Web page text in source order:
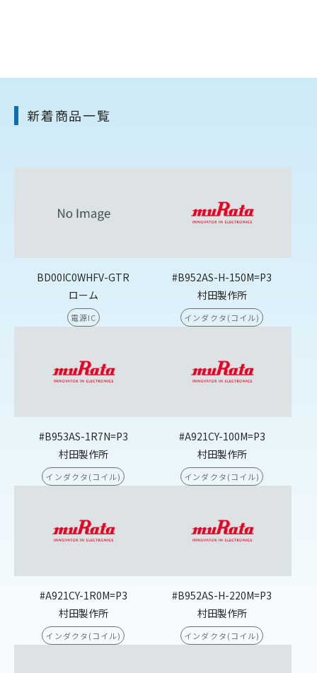
新着商品一覧
BD00IC0WHFV-GTR
ローム
電源IC
#B952AS-H-150M=P3
村田製作所
インダクタ(コイル)
#B953AS-1R7N=P3
村田製作所
インダクタ(コイル)
#A921CY-100M=P3
村田製作所
インダクタ(コイル)
#A921CY-1R0M=P3
村田製作所
インダクタ(コイル)
#B952AS-H-220M=P3
村田製作所
インダクタ(コイル)